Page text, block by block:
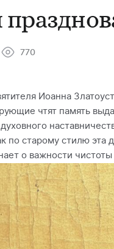
770
Иоанна
чтят память
по старому стилю эта
о важности